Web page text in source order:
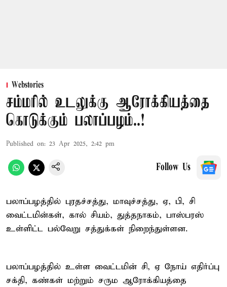
Webstories
சம்மரில் உடலுக்கு ஆரோக்கியத்தை
கொடுக்கும் பலாப்பழம்..!
Published on: 23 Apr 2025, 2:42 pm
Follow Us
பலாப்பழத்தில் புரதச்சத்து, மாவுச்சத்து, ஏ, பி, சி
வைட்டமின்கள், கால் சியம், துத்தநாகம், பாஸ்பரஸ்
உள்ளிட்ட பல்வேறு சத்துக்கள் நிறைந்துள்ளன.
பலாப்பழத்தில் உள்ள வைட்டமின் சி, ஏ நோய் எதிர்ப்பு
சக்தி, கண்கள் மற்றும் சரும ஆரோக்கியத்தை